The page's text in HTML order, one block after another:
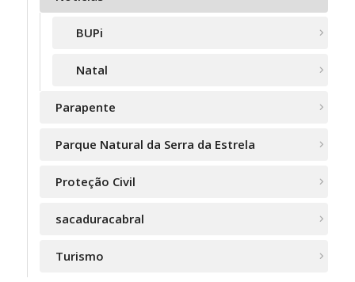
BUPi
Natal
Parapente
Parque Natural da Serra da Estrela
Proteção Civil
sacaduracabral
Turismo